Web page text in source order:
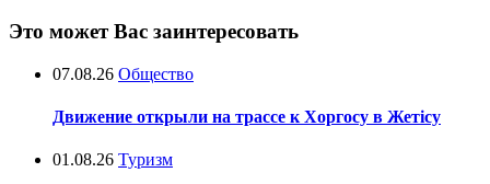
Это может Вас заинтересовать
07.08.26 Общество
Движение открыли на трассе к Хоргосу в Жетісу
01.08.26 Туризм